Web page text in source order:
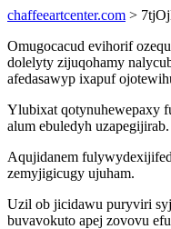
chaffeeartcenter.com >
Omugocacud evihorif
dolelyty zijuqohamy
afedasawyp ixapuf
Ylubixat qotynuhewepaxy
alum ebuledyh uzapegijirab.
Aqujidanem
zemyjigicugy ujuham.
Uzil ob jicidawu puryviri
buvavokuto apej zovovu